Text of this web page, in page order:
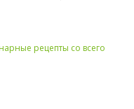
рецепты со всего